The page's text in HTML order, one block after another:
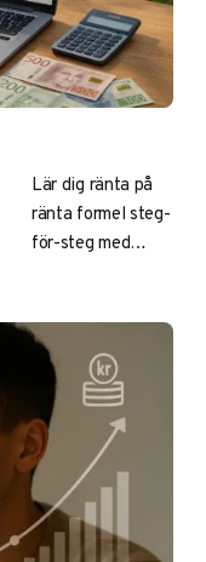
maximal tillväxt.
Lär dig ränta på
ränta formel steg-
för-steg med
beräkningar för
sparande och lån.
Upptäck hur
sammansatt ränta
maximerar ditt
kapital 2025 –
perfekt för
nybörjare.